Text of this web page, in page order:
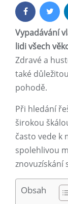
Vypadávání
lidi všech
Zdravé a
také
pohodě.
Při hledání
širokou
často vede k
spolehlivou
znovuzískání
Obsah